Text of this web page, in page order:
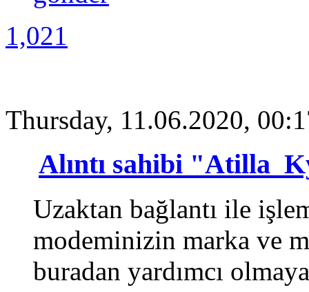
1,021
Thursday, 11.06.2020,
Alıntı sahibi
Uzaktan bağlantı ile
modeminizin marka ve
buradan yardımcı olmaya